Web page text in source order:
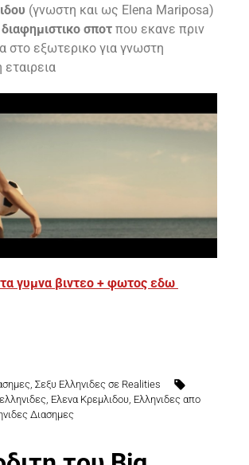
(γνωστη και ως Elena Mariposa)
σποτ που εκανε πριν
στο εξωτερικο για γνωστη
εταιρεια
γυμνα βιντεο + φωτος εδω
, Σεξυ Ελληνιδες σε Realities
Ελενα Κρεμλιδου Ελληνιδες απο
Διασημες